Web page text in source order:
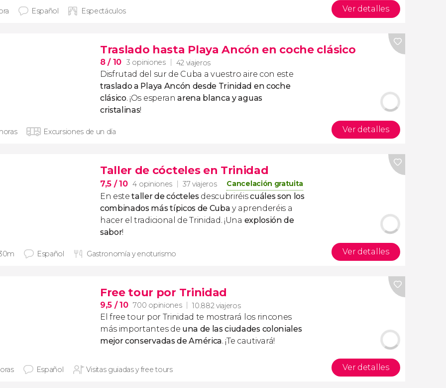
Español Espectáculos Ver detalles
Traslado hasta Playa Ancón en coche clásico
8/ 10 3 opiniones 42 viajeros
Disfrutad del sur de Cuba a vuestro aire con este
traslado a Playa Ancón desde Trinidad en coche
clásico. ¡Os esperanarena blanca y aguas
cristalinas!
Excursiones de un día Ver detalles
Taller de cócteles en Trinidad
7,5 / 10 4 opiniones 37 viajeros Cancelación gratuita
En estetaller de cócteles descubriréiscuáles son los
combinados más típicos de Cuba y aprenderéis a
hacer el tradicional de Trinidad. ¡Una explosión de
sabor!
Español Gastronomía y enoturismo Ver detalles
Free tour por Trinidad
9,5 / 10 700 opiniones 10.882 viajeros
El free tour por Trinidad te mostrará los rincones
más importantes de una de las ciudades coloniales
mejor conservadas de América. ¡Te cautivará!
Español Visitas guiadas y free tours Ver detalles